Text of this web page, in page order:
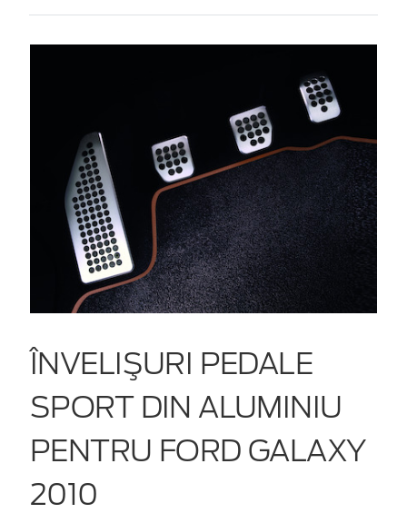
ÎNVELIŞURI PEDALE
SPORT DIN ALUMINIU
PENTRU FORD GALAXY
2010